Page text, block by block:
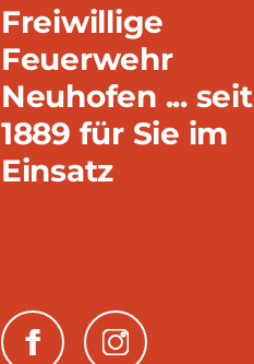
Freiwillige
Feuerwehr
Neuhofen ... seit
1889 für Sie im
Einsatz